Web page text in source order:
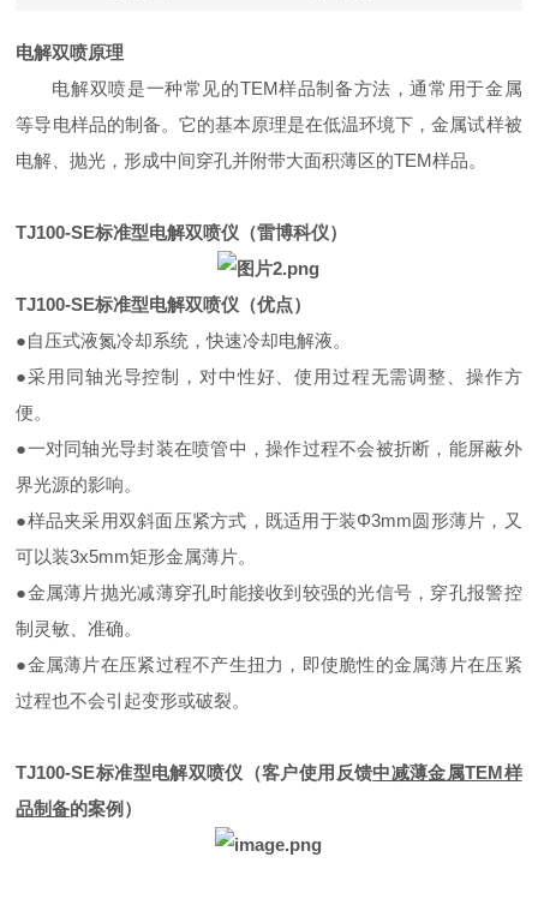
电解双喷原理
电解双喷是一种常见的TEM样品制备方法，通常用于金属
等导电样品的制备。它的基本原理是在低温环境下，金属试样被
电解、抛光，形成中间穿孔并附带大面积薄区的TEM样品。
TJ100-SE标准型电解双喷仪（雷博科仪）
TJ100-SE标准型电解双喷仪（优点）
●自压式液氮冷却系统，快速冷却电解液。
●采用同轴光导控制，对中性好、使用过程无需调整、操作方
便。
●一对同轴光导封装在喷管中，操作过程不会被折断，能屏蔽外
界光源的影响。
●样品夹采用双斜面压紧方式，既适用于装Φ3mm圆形薄片，又
可以装3x5mm矩形金属薄片。
●金属薄片抛光减薄穿孔时能接收到较强的光信号，穿孔报警控
制灵敏、准确。
●金属薄片在压紧过程不产生扭力，即使脆性的金属薄片在压紧
过程也不会引起变形或破裂。
TJ100-SE标准型电解双喷仪（客户使用反馈中减薄金属TEM样
品制备的案例）